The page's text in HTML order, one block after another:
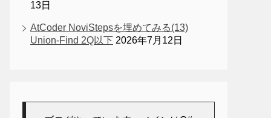
13日
AtCoder NoviStepsを埋めてみる(13)
Union-Find 2Q以下 2026年7月12日